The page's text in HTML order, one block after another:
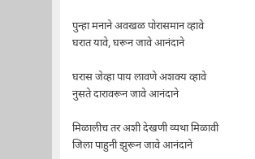
पुन्हा मनाने अवखळ पोरासमान व्हावे
घरात यावे, घरून जावे आनंदाने
घरास जेव्हा पाय लावणे अशक्य व्हावे
नुसते दारावरून जावे आनंदाने
मिळालीच तर अशी देखणी व्यथा मिळावी
जिला पाहुनी झुरून जावे आनंदाने